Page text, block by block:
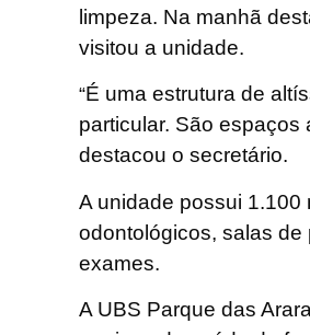
limpeza. Na manhã
visitou a unidade.
“É uma estrutura de
particular. São espaços
destacou o secretário.
A unidade possui 1.100
odontológicos, salas de
exames.
A UBS Parque das